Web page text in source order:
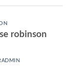
robinson